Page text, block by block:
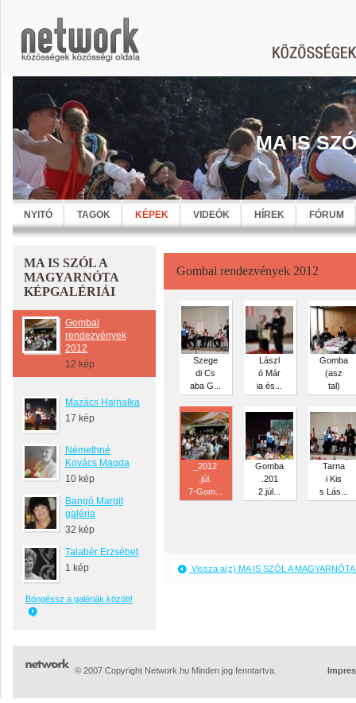
MA IS
NYITÓ TAGOK KÉPEK VIDEÓK HÍREK FÓRUM
MA IS SZÓL A
MAGYARNÓTA
KÉPGALÉRIÁI
Gombai
rendezvények
2012
12 kép
Mazács Hajnalka
17 kép
Némethné
Kovács Magda
10 kép
Bangó Margit
galéria
32 kép
Talabér Erzsébet
1 kép
Böngéssz a galériák között!
Gombai rendezvények 2012
Szege
di Cs
aba G...
Lászl
ó Már
ia és...
Gomba
(asz
tal)
_2012
.júl.
7-Gom...
Gomba
.201
2.júl...
Tarna
i Kis
s Lás...
Vissza a(z) MA IS SZÓL A
© 2007 Copyright Network.hu Minden jog fenntartva.